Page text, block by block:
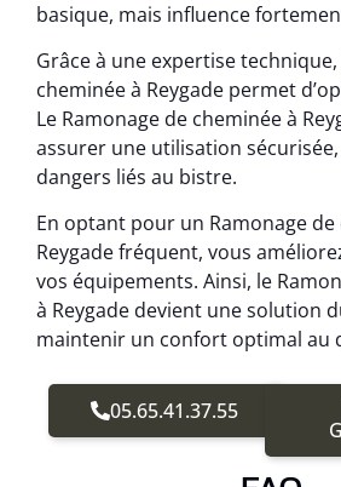
basique, mais influence
Grâce à une expertise
cheminée à Reygade permet
Le Ramonage de cheminée à
assurer une utilisation
dangers liés au bistre.
En optant pour un Ramonage de
Reygade fréquent, vous
vos équipements. Ainsi, le
à Reygade devient une solution
maintenir un confort optimal au
05.65.41.37.55